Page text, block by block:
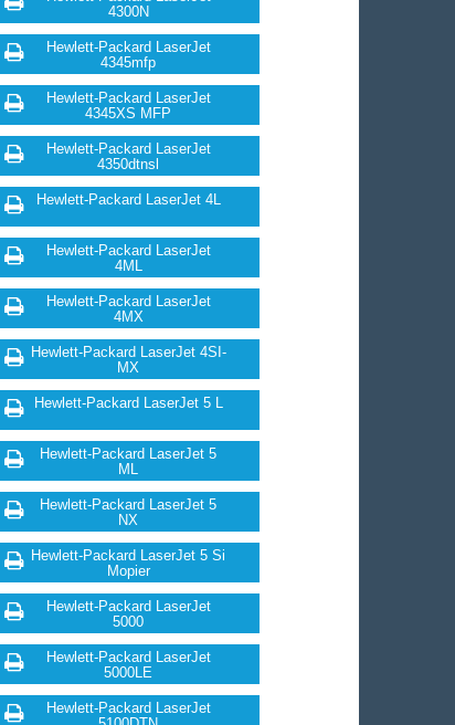
4300N
Hewlett-Packard LaserJet
4345mfp
Hewlett-Packard LaserJet
4345XS MFP
Hewlett-Packard LaserJet
4350dtnsl
Hewlett-Packard LaserJet 4L
Hewlett-Packard LaserJet
4ML
Hewlett-Packard LaserJet
4MX
Hewlett-Packard LaserJet 4SI-
MX
Hewlett-Packard LaserJet 5 L
Hewlett-Packard LaserJet 5
ML
Hewlett-Packard LaserJet 5
NX
Hewlett-Packard LaserJet 5 Si
Mopier
Hewlett-Packard LaserJet
5000
Hewlett-Packard LaserJet
5000LE
Hewlett-Packard LaserJet